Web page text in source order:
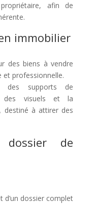
afin de
immobilier
des biens à vendre
et professionnelle.
des supports de
des visuels et la
destiné à attirer des
dossier de
d’un dossier complet